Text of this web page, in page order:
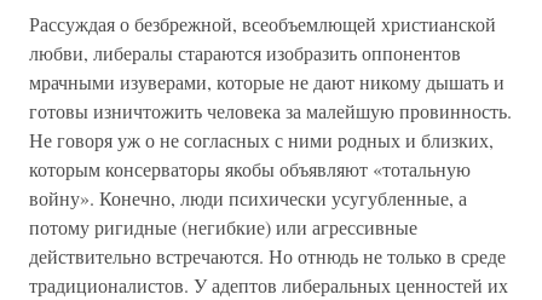
Рассуждая о безбрежной, всеобъемлющей христианской
любви, либералы стараются изобразить оппонентов
мрачными изуверами, которые не дают никому дышать и
готовы изничтожить человека за малейшую провинность.
Не говоря уж о не согласных с ними родных и близких,
которым консерваторы якобы объявляют «тотальную
войну». Конечно, люди психически усугубленные, а
потому ригидные (негибкие) или агрессивные
действительно встречаются. Но отнюдь не только в среде
традиционалистов. У адептов либеральных ценностей их